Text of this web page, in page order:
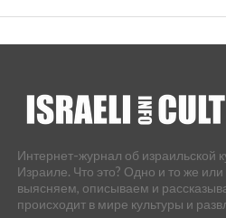
Интернет-журнал об израильской
Израиле. Что это? Одно и то же
выясняем, описываем и
происходит в мире культуры и